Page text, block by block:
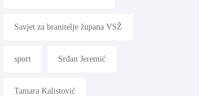
Savjet za branitelje župana VSŽ
sport Srđan Jeremić
Tamara Kalistović